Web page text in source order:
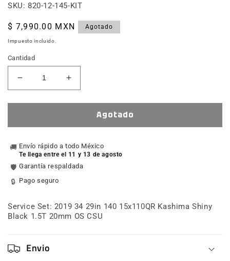
SKU: 820-12-145-KIT
Precio
habitual
$ 7,990.00 MXN Agotado
Impuesto incluido.
Cantidad
Reducir
cantidad
para
Set:
34
29
140
15x110QR
Shiny
Black
OS
CSU
Aumentar
cantidad
para
Service
Set:
34
29
140
Shiny
Black
Agotado
🚚 Envío rápido a todo México
Te llega entre el 11 y 13 de agosto
🛡️ Garantía respaldada
🔒 Pago seguro
Service Set: 2019 34 29in 140 15x110QR Kashima Shiny
Black 1.5T 20mm OS CSU
Envio